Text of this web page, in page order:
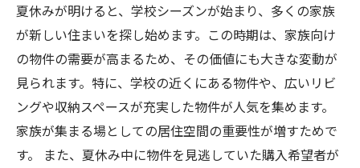
夏休みが明けると、学校シーズンが始まり、多くの家族
が新しい住まいを探し始めます。この時期は、家族向け
の物件の需要が高まるため、その価値にも大きな変動が
見られます。特に、学校の近くにある物件や、広いリビ
ングや収納スペースが充実した物件が人気を集めます。
家族が集まる場としての居住空間の重要性が増すためで
す。 また、夏休み中に物件を見逃していた購入希望者が